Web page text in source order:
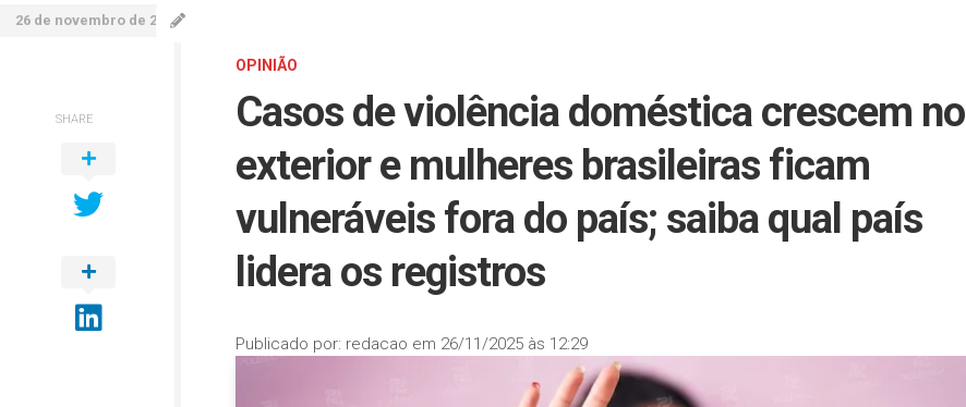
OPINIÃO
Casos de violência doméstica crescem no
exterior e mulheres brasileiras ficam
vulneráveis fora do país; saiba qual país
lidera os registros
Publicado por: redacao em 26/11/2025 às 12:29
26 de novembro de 2025
SHARE